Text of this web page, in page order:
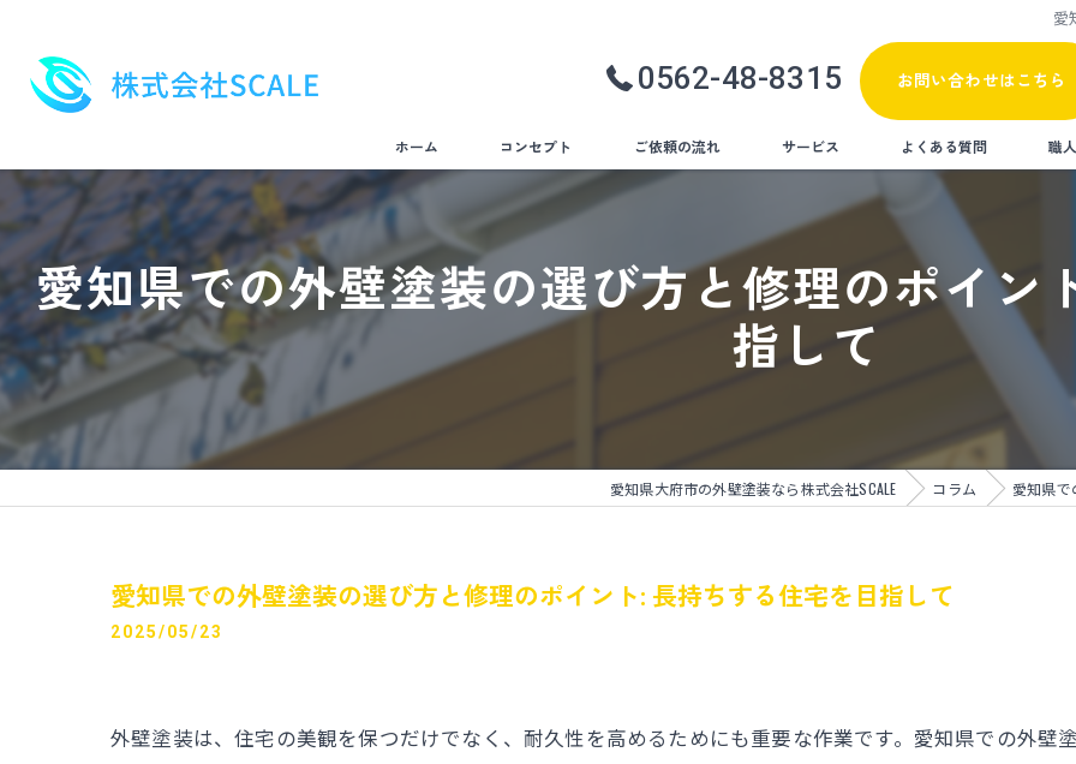
愛
0562-48-8315 お問い合わせはこちら
ホーム コンセプト ご依頼の流れ サービス
塗り替え
屋根塗装
防水工事
よくある質問 職
愛知県での外壁塗装の選び方と修理のポイン
指して
愛知県大府市の外壁塗装なら株式会社SCALE コラム 愛知県
愛知県での外壁塗装の選び方と修理のポイント: 長持ちする住宅を目指して
2025/05/23
外壁塗装は、住宅の美観を保つだけでなく、耐久性を高めるためにも重要な作業です。愛知県での外壁